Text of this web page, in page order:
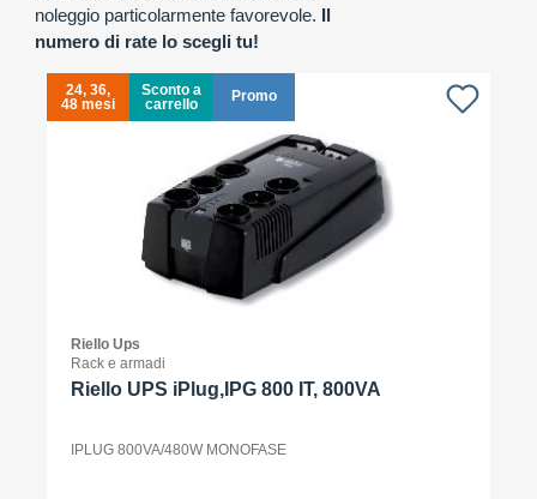
noleggio particolarmente favorevole. Il
numero di rate lo scegli tu!
24, 36,
48 mesi
Sconto a
carrello
Promo
Riello Ups
Rack e armadi
Riello UPS iPlug,IPG 800 IT, 800VA
IPLUG 800VA/480W MONOFASE